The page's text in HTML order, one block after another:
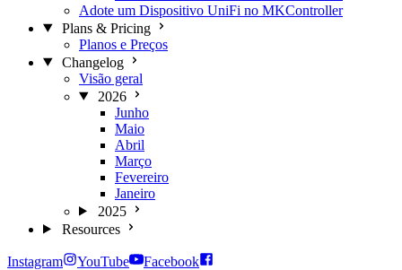
Adote um Dispositivo UniFi no MKController
Plans & Pricing
Planos e Preços
Changelog
Visão geral
2026
Junho
Maio
Abril
Março
Fevereiro
Janeiro
2025
Resources
Instagram YouTube
Facebook